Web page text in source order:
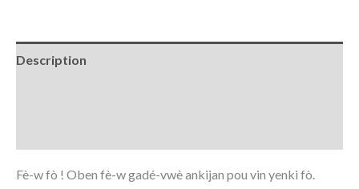
Description
Fè-w fò ! Oben fè-w gadé-vwè ankijan pou vin yenki fò.